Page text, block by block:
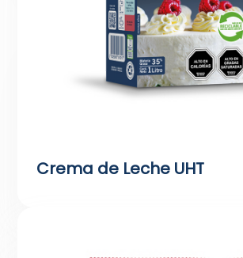
Crema de Leche UHT